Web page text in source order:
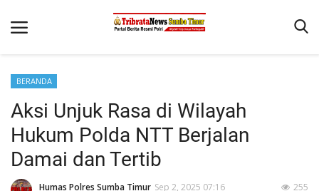
Beranda
Terms & Conditions
Reskrim
Binkam
BERANDA
Aksi Unjuk Rasa di Wilayah
Hukum Polda NTT Berjalan
Damai dan Tertib
Humas Polres Sumba Timur Sep 2, 2025 07:16 255